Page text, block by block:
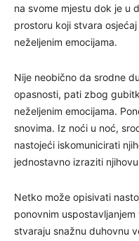
na svome mjestu dok je u
prostoru koji stvara
neželjenim emocijama.
Nije neobično da srodne
opasnosti, pati zbog
neželjenim emocijama.
snovima. Iz noći u noć,
nastojeći iskomunicirati
jednostavno izraziti
Netko može opisivati
ponovnim
stvaraju snažnu duhovnu